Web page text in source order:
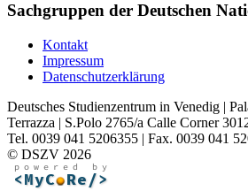
Sachgruppen der Deutschen
Kontakt
Impressum
Datenschutzerklärung
Deutsches Studienzentrum in Venedig |
Terrazza | S.Polo 2765/a Calle Corner
Tel. 0039 041 5206355 | Fax. 0039 041
© DSZV 2026